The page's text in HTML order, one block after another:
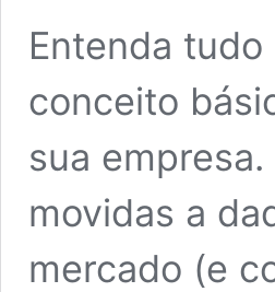
Entenda
conceito
sua
movidas a
mercado (e